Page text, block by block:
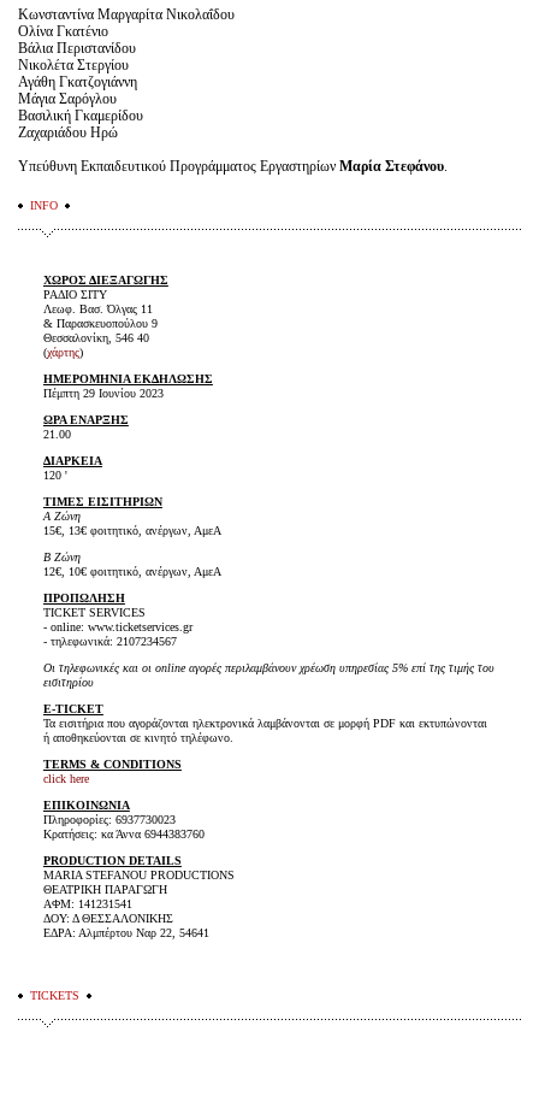
Κωνσταντίνα Μαργαρίτα Νικολαΐδου
Ολίνα Γκατένιο
Βάλια Περιστανίδου
Νικολέτα Στεργίου
Αγάθη Γκατζογιάννη
Μάγια Σαρόγλου
Βασιλική Γκαμερίδου
Ζαχαριάδου Ηρώ
Υπεύθυνη Εκπαιδευτικού Προγράμματος Εργαστηρίων Μαρία Στεφάνου
INFO
ΧΩΡΟΣ ΔΙΕΞΑΓΩΓΗΣ
ΡΑΔΙΟ ΣΙΤΥ
Λεωφ. Βασ. Όλγας 11
& Παρασκευοπούλου 9
Θεσσαλονίκη, 546 40
(χάρτης)
ΗΜΕΡΟΜΗΝΙΑ ΕΚΔΗΛΩΣΗΣ
Πέμπτη 29 Ιουνίου 2023
ΩΡΑ ΕΝΑΡΞΗΣ
21.00
ΔΙΑΡΚΕΙΑ
120 '
ΤΙΜΕΣ ΕΙΣΙΤΗΡΙΩΝ
Α Ζώνη
15€, 13€ φοιτητικό, ανέργων, ΑμεΑ
Β Ζώνη
12€, 10€ φοιτητικό, ανέργων, ΑμεΑ
ΠΡΟΠΩΛΗΣΗ
TICKET SERVICES
- online: www.ticketservices.gr
- τηλεφωνικά: 2107234567
Οι τηλεφωνικές και οι online αγορές περιλαμβάνουν χρέωση υπηρεσίας 5% επί της τιμής του
εισιτηρίου
E-TICKET
Τα εισιτήρια που αγοράζονται ηλεκτρονικά λαμβάνονται σε μορφή PDF και εκτυπώνονται
ή αποθηκεύονται σε κινητό τηλέφωνο.
TERMS & CONDITIONS
click here
ΕΠΙΚΟΙΝΩΝΙΑ
Πληροφορίες: 6937730023
Κρατήσεις: κα Άννα 6944383760
PRODUCTION DETAILS
MARIA STEFANOU PRODUCTIONS
ΘΕΑΤΡΙΚΗ ΠΑΡΑΓΩΓΗ
ΑΦΜ: 141231541
ΔΟΥ: Δ ΘΕΣΣΑΛΟΝΙΚΗΣ
ΕΔΡΑ: Αλμπέρτου Ναρ 22, 54641
TICKETS